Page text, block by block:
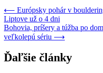
⟵ Európsky pohár v
Liptove už o 4 dni
Bohovia, príšery a túžba po
veľkolepú sériu ⟶
Ďaľšie články